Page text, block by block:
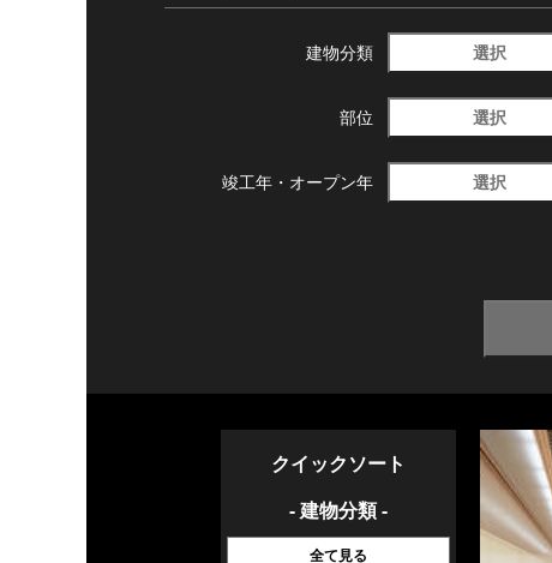
建物分類 選択
部位 選択
竣工年・ オープン年 選択
クイックソート
- 建物分類 -
全て見る